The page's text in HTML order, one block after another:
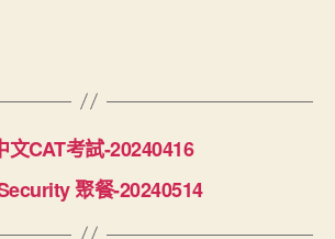
文CAT考試-20240416
聚餐-20240514